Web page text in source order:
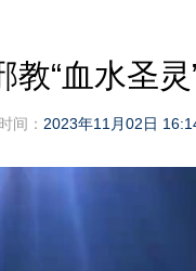
“血水圣灵”
时间： 2023年11月02日